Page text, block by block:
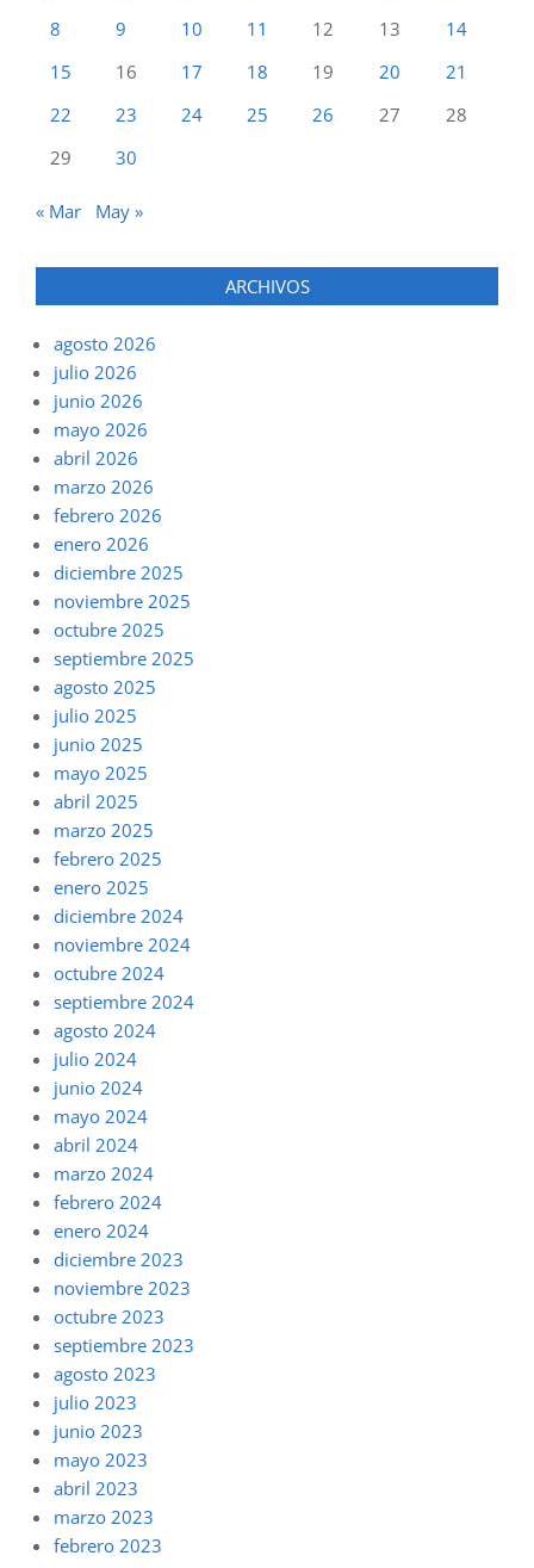
8
9 10 11 12 13
14
15
16 17 18 19 20
21
22
23 24 25 26 27
28
29
30
« Mar May »
ARCHIVOS
agosto 2026
julio 2026
junio 2026
mayo 2026
abril 2026
marzo 2026
febrero 2026
enero 2026
diciembre 2025
noviembre 2025
octubre 2025
septiembre 2025
agosto 2025
julio 2025
junio 2025
mayo 2025
abril 2025
marzo 2025
febrero 2025
enero 2025
diciembre 2024
noviembre 2024
octubre 2024
septiembre 2024
agosto 2024
julio 2024
junio 2024
mayo 2024
abril 2024
marzo 2024
febrero 2024
enero 2024
diciembre 2023
noviembre 2023
octubre 2023
septiembre 2023
agosto 2023
julio 2023
junio 2023
mayo 2023
abril 2023
marzo 2023
febrero 2023